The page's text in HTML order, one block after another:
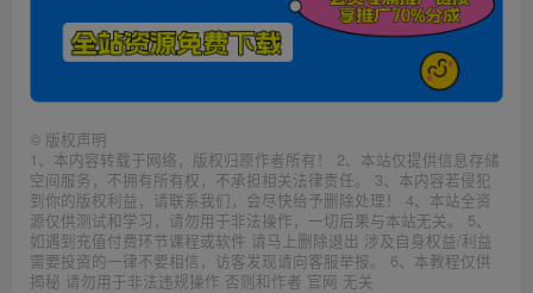
© 版权声明
1、本内容转载于网络，版权归原作者所有！ 2、本站仅提供信息存储
空间服务，不拥有所有权，不承担相关法律责任。 3、本内容若侵犯
到你的版权利益，请联系我们，会尽快给予删除处理！ 4、本站全资
源仅供测试和学习，请勿用于非法操作，一切后果与本站无关。 5、
如遇到充值付费环节课程或软件 请马上删除退出 涉及自身权益/利益
需要投资的一律不要相信，访客发现请向客服举报。 6、本教程仅供
揭秘 请勿用于非法违规操作 否则和作者 官网 无关